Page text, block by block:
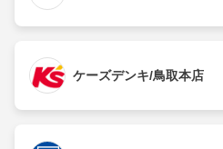
ケーズデンキ/鳥取本店